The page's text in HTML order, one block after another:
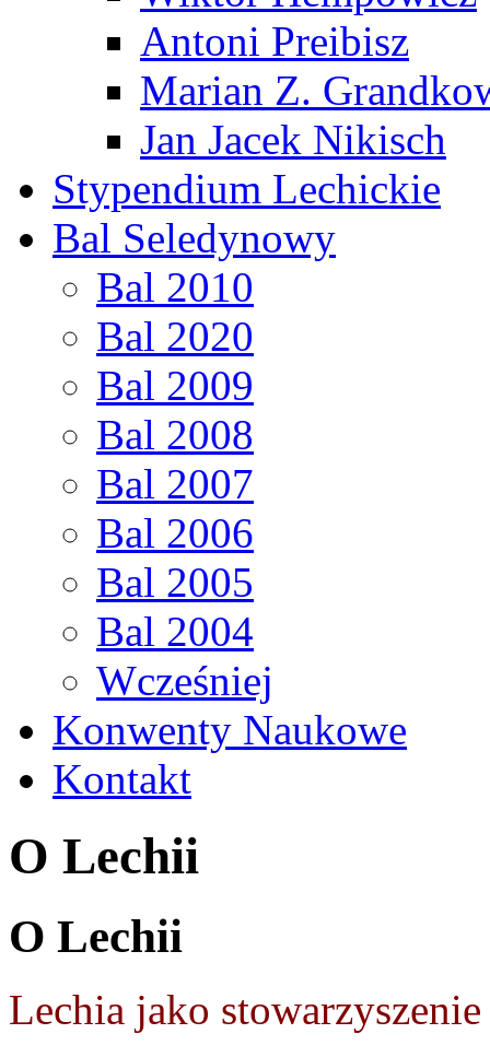
Antoni Preibisz
Marian Z.
Jan Jacek Nikisch
Stypendium Lechickie
Bal Seledynowy
Bal 2010
Bal 2020
Bal 2009
Bal 2008
Bal 2007
Bal 2006
Bal 2005
Bal 2004
Wcześniej
Konwenty Naukowe
Kontakt
O Lechii
O Lechii
Lechia jako stowarzyszenie